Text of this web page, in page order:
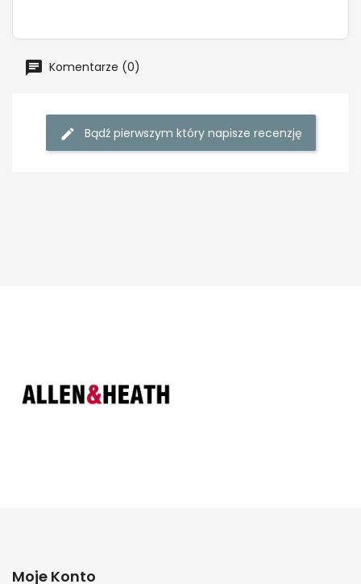
Komentarze (0)
Bądź pierwszym który napisze recenzję
Moje Konto